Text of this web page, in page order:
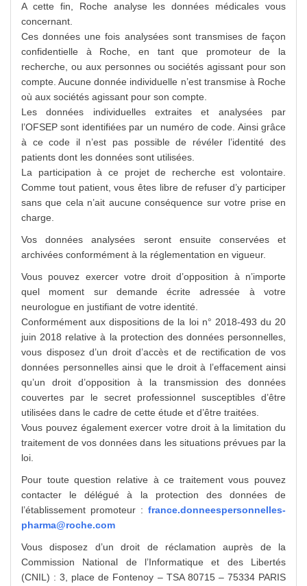
A cette fin, Roche analyse les données médicales vous
concernant.
Ces données une fois analysées sont transmises de façon
confidentielle à Roche, en tant que promoteur de la
recherche, ou aux personnes ou sociétés agissant pour son
compte. Aucune donnée individuelle n’est transmise à Roche
où aux sociétés agissant pour son compte.
Les données individuelles extraites et analysées par
l’OFSEP sont identifiées par un numéro de code. Ainsi grâce
à ce code il n’est pas possible de révéler l’identité des
patients dont les données sont utilisées.
La participation à ce projet de recherche est volontaire.
Comme tout patient, vous êtes libre de refuser d’y participer
sans que cela n’ait aucune conséquence sur votre prise en
charge.
Vos données analysées seront ensuite conservées et
archivées conformément à la réglementation en vigueur.
Vous pouvez exercer votre droit d’opposition à n’importe
quel moment sur demande écrite adressée à votre
neurologue en justifiant de votre identité.
Conformément aux dispositions de la loi n° 2018-493 du 20
juin 2018 relative à la protection des données personnelles,
vous disposez d’un droit d’accès et de rectification de vos
données personnelles ainsi que le droit à l’effacement ainsi
qu’un droit d’opposition à la transmission des données
couvertes par le secret professionnel susceptibles d’être
utilisées dans le cadre de cette étude et d’être traitées.
Vous pouvez également exercer votre droit à la limitation du
traitement de vos données dans les situations prévues par la
loi.
Pour toute question relative à ce traitement vous pouvez
contacter le délégué à la protection des données de
l’établissement promoteur : france.donneespersonnelles-
pharma@roche.com
Vous disposez d’un droit de réclamation auprès de la
Commission National de l’Informatique et des Libertés
(CNIL) : 3, place de Fontenoy – TSA 80715 – 75334 PARIS